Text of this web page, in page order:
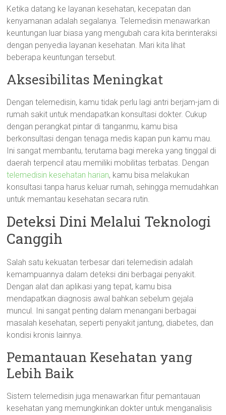
Ketika datang ke layanan kesehatan, kecepatan dan
kenyamanan adalah segalanya. Telemedisin menawarkan
keuntungan luar biasa yang mengubah cara kita berinteraksi
dengan penyedia layanan kesehatan. Mari kita lihat
beberapa keuntungan tersebut.
Aksesibilitas Meningkat
Dengan telemedisin, kamu tidak perlu lagi antri berjam-jam di
rumah sakit untuk mendapatkan konsultasi dokter. Cukup
dengan perangkat pintar di tanganmu, kamu bisa
berkonsultasi dengan tenaga medis kapan pun kamu mau.
Ini sangat membantu, terutama bagi mereka yang tinggal di
daerah terpencil atau memiliki mobilitas terbatas. Dengan
telemedisin kesehatan harian, kamu bisa melakukan
konsultasi tanpa harus keluar rumah, sehingga memudahkan
untuk memantau kesehatan secara rutin.
Deteksi Dini Melalui Teknologi
Canggih
Salah satu kekuatan terbesar dari telemedisin adalah
kemampuannya dalam deteksi dini berbagai penyakit.
Dengan alat dan aplikasi yang tepat, kamu bisa
mendapatkan diagnosis awal bahkan sebelum gejala
muncul. Ini sangat penting dalam menangani berbagai
masalah kesehatan, seperti penyakit jantung, diabetes, dan
kondisi kronis lainnya.
Pemantauan Kesehatan yang
Lebih Baik
Sistem telemedisin juga menawarkan fitur pemantauan
kesehatan yang memungkinkan dokter untuk menganalisis